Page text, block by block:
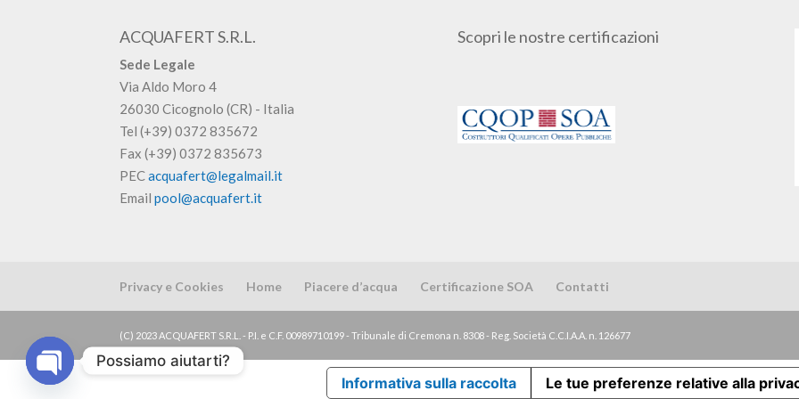
ACQUAFERT S.R.L.
Sede Legale
Via Aldo Moro 4
26030 Cicognolo (CR) - Italia
Tel (+39) 0372 835672
Fax (+39) 0372 835673
PECacquafert@legalmail.it
Emailpool@acquafert.it
Scopri le nostre certificazioni
Privacy e Cookies Home Piacere d’acqua Certificazione SOA Contatti
(C) 2023 ACQUAFERT S.R.L. - P.I. e C.F. 00989710199 - Tribunale di Cremona n. 8308 - Reg. Società C.C.I.A.A. n. 126677
Possiamo aiutarti?
Informativa sulla raccolta Le tue preferenze relative alla